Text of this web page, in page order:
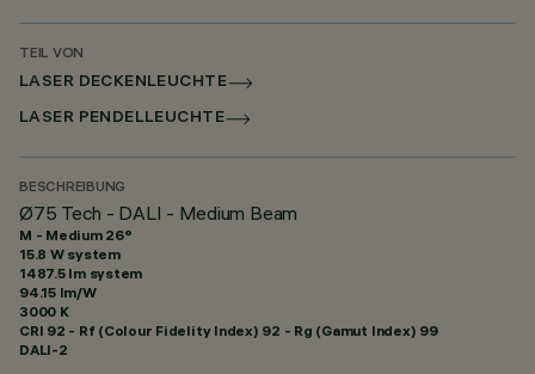
TEIL VON
LASER DECKENLEUCHTE
LASER PENDELLEUCHTE
BESCHREIBUNG
Ø75 Tech - DALI - Medium Beam
M - Medium 26°
15.8 W system
1487.5 lm system
94.15 lm/W
3000 K
CRI 92 - Rf (Colour Fidelity Index) 92 - Rg (Gamut Index) 99
DALI-2